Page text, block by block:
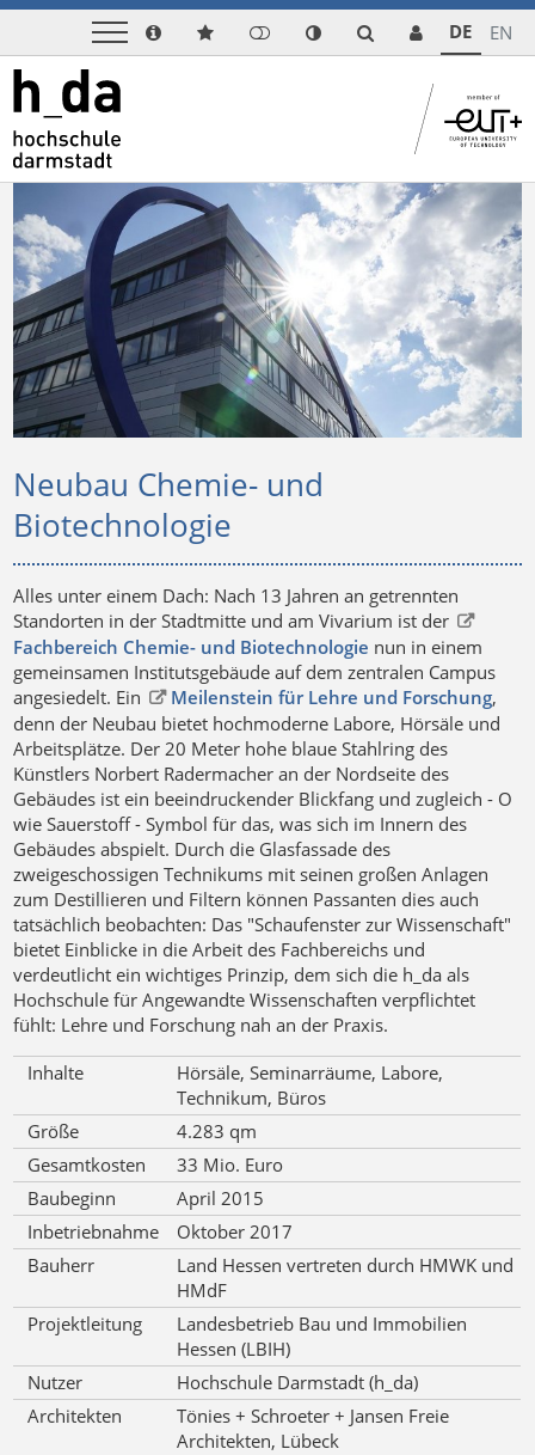
DE EN
Neubau Chemie- und
Biotechnologie
Alles unter einem Dach: Nach 13 Jahren an getrennten
Standorten in der Stadtmitte und am Vivarium ist der
Fachbereich Chemie- und Biotechnologie nun in einem
gemeinsamen Institutsgebäude auf dem zentralen Campus
angesiedelt. Ein
Meilenstein für Lehre und Forschung,
denn der Neubau bietet hochmoderne Labore, Hörsäle und
Arbeitsplätze. Der 20 Meter hohe blaue Stahlring des
Künstlers Norbert Radermacher an der Nordseite des
Gebäudes ist ein beeindruckender Blickfang und zugleich - O
wie Sauerstoff - Symbol für das, was sich im Innern des
Gebäudes abspielt. Durch die Glasfassade des
zweigeschossigen Technikums mit seinen großen Anlagen
zum Destillieren und Filtern können Passanten dies auch
tatsächlich beobachten: Das "Schaufenster zur Wissenschaft"
bietet Einblicke in die Arbeit des Fachbereichs und
verdeutlicht ein wichtiges Prinzip, dem sich die h_da als
Hochschule für Angewandte Wissenschaften verpflichtet
fühlt: Lehre und Forschung nah an der Praxis.
Inhalte
Hörsäle, Seminarräume, Labore,
Technikum, Büros
Größe
4.283 qm
Gesamtkosten
33 Mio. Euro
Baubeginn
April 2015
Inbetriebnahme
Oktober 2017
Bauherr
Land Hessen vertreten durch HMWK und
HMdF
Projektleitung
Landesbetrieb Bau und Immobilien
Hessen (LBIH)
Nutzer
Hochschule Darmstadt (h_da)
Architekten
Tönies + Schroeter + Jansen Freie
Architekten, Lübeck